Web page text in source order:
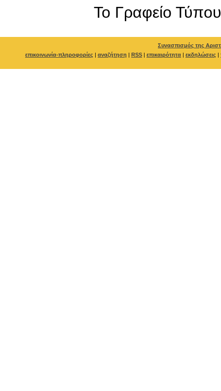
To Γραφείο Τύπου
Συνασπισμός της
επικοινωνία-πληροφορίες | αναζήτηση | RSS | επικαιρότητα | εκδηλώσεις |